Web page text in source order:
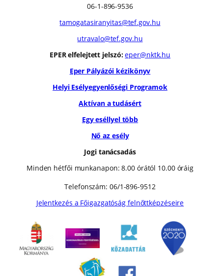
06-1-896-9536
tamogatasiranyitas@tef.gov.hu
utravalo@tef.gov.hu
EPER elfelejtett jelszó: eper@nktk.hu
Eper Pályázói kézikönyv
Helyi Esélyegyenlőségi Programok
Aktívan a tudásért
Egy eséllyel több
Nő az esély
Jogi tanácsadás
Minden hétfői munkanapon: 8.00 órától 10.00 óráig
Telefonszám: 06/1-896-9512
Jelentkezés a Főigazgatóság felnőttképzéseire